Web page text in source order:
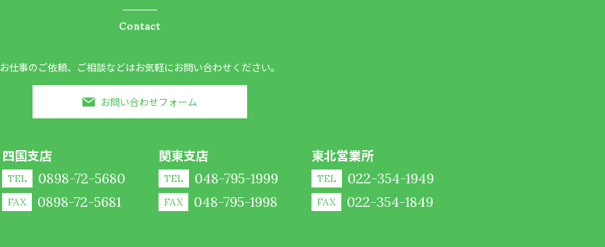
Contact
お仕事のご依頼、ご相談などはお気軽にお問い合わせください。
お問い合わせフォーム
四国支店
TEL 0898-72-5680
FAX 0898-72-5681
関東支店
TEL 048-795-1999
FAX 048-795-1998
東北営業所
TEL 022-354-1949
FAX 022-354-1849